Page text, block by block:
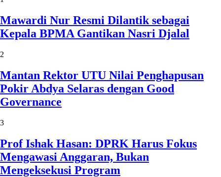
Mawardi Nur Resmi Dilantik sebagai
Kepala BPMA Gantikan Nasri Djalal
2
Mantan Rektor UTU Nilai Penghapusan
Pokir Abdya Selaras dengan Good
Governance
3
Prof Ishak Hasan: DPRK Harus Fokus
Mengawasi Anggaran, Bukan
Mengeksekusi Program